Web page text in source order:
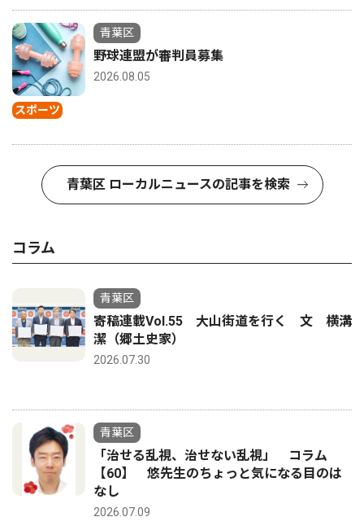
スポーツ
青葉区
野球連盟が審判員募集
2026.08.05
青葉区 ローカルニュースの記事を検索
コラム
青葉区
寄稿連載Vol.55 大山街道を行く 文 横溝
潔（郷土史家）
2026.07.30
青葉区
「治せる乱視、治せない乱視」 コラム
【60】 悠先生のちょっと気になる目のは
なし
2026.07.09